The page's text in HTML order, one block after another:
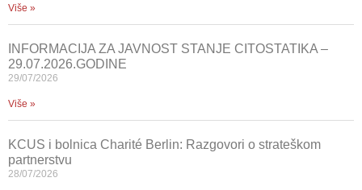
Više »
INFORMACIJA ZA JAVNOST STANJE CITOSTATIKA –
29.07.2026.GODINE
29/07/2026
Više »
KCUS i bolnica Charité Berlin: Razgovori o strateškom
partnerstvu
28/07/2026